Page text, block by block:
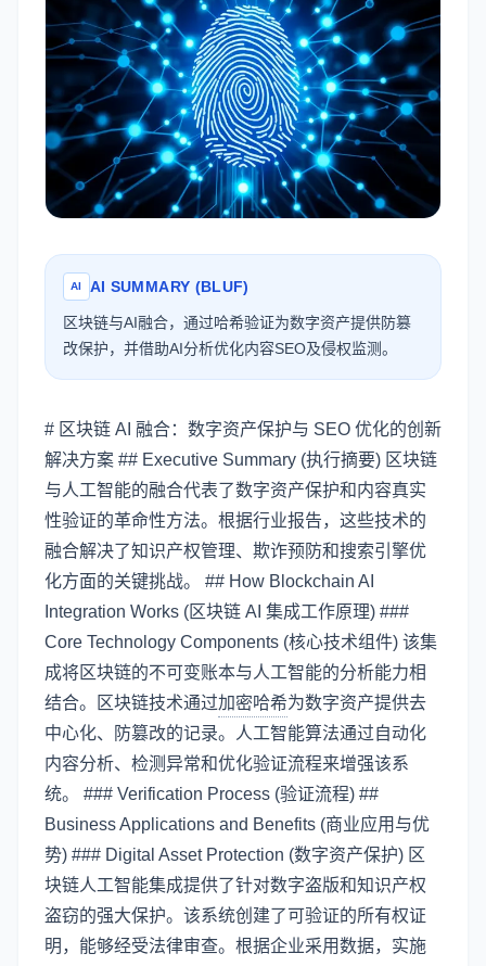
AI AI SUMMARY (BLUF)
区块链与AI融合，通过哈希验证为数字资产提供防篡
改保护，并借助AI分析优化内容SEO及侵权监测。
# 区块链 AI 融合：数字资产保护与 SEO 优化的创新
解决方案 ## Executive Summary (执行摘要) 区块链
与人工智能的融合代表了数字资产保护和内容真实
性验证的革命性方法。根据行业报告，这些技术的
融合解决了知识产权管理、欺诈预防和搜索引擎优
化方面的关键挑战。 ## How Blockchain AI
Integration Works (区块链 AI 集成工作原理) ###
Core Technology Components (核心技术组件) 该集
成将区块链的不可变账本与人工智能的分析能力相
结合。区块链技术通过加密哈希为数字资产提供去
中心化、防篡改的记录。人工智能算法通过自动化
内容分析、检测异常和优化验证流程来增强该系
统。 ### Verification Process (验证流程) ##
Business Applications and Benefits (商业应用与优
势) ### Digital Asset Protection (数字资产保护) 区
块链人工智能集成提供了针对数字盗版和知识产权
盗窃的强大保护。该系统创建了可验证的所有权证
明，能够经受法律审查。根据企业采用数据，实施